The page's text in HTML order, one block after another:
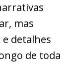
mas
detalhes
de toda